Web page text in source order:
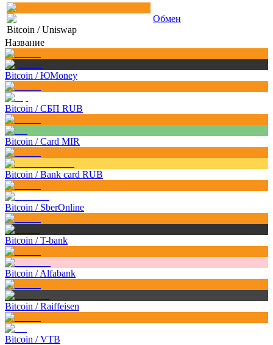
Bitcoin /Uniswap
Обмен
Название
Bitcoin /ЮMoney
Bitcoin /СБП RUB
Bitcoin /Card MIR
Bitcoin /Bank card RUB
Bitcoin / SberOnline
Bitcoin /T-bank
Bitcoin /Alfabank
Bitcoin /Raiffeisen
Bitcoin /VTB